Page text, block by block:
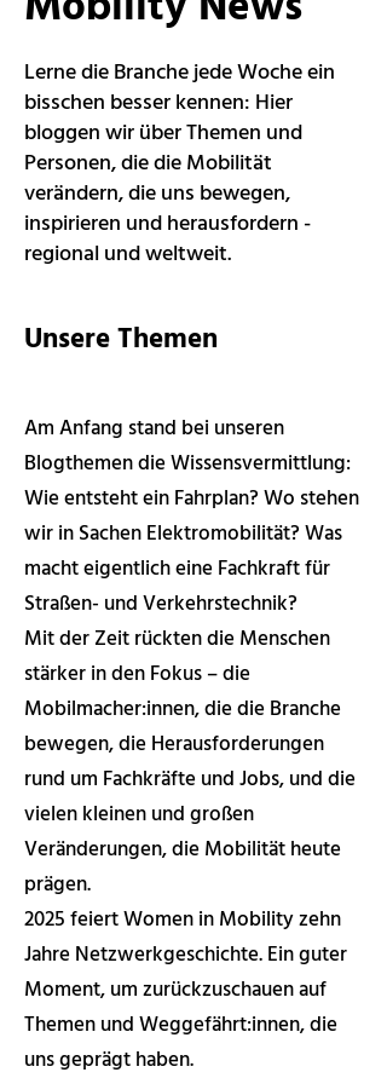
Lerne die Branche jede Woche ein
bisschen besser kennen: Hier
bloggen wir über Themen und
Personen, die die Mobilität
verändern, die uns bewegen,
inspirieren und herausfordern -
regional und weltweit.
Unsere Themen
Am Anfang stand bei unseren
Blogthemen die Wissensvermittlung:
Wie entsteht ein Fahrplan? Wo stehen
wir in Sachen Elektromobilität? Was
macht eigentlich eine Fachkraft für
Straßen- und Verkehrstechnik?
Mit der Zeit rückten die Menschen
stärker in den Fokus – die
Mobilmacher:innen, die die Branche
bewegen, die Herausforderungen
rund um Fachkräfte und Jobs, und die
vielen kleinen und großen
Veränderungen, die Mobilität heute
prägen.
2025 feiert Women in Mobility zehn
Jahre Netzwerkgeschichte. Ein guter
Moment, um zurückzuschauen auf
Themen und Weggefährt:innen, die
uns geprägt haben.